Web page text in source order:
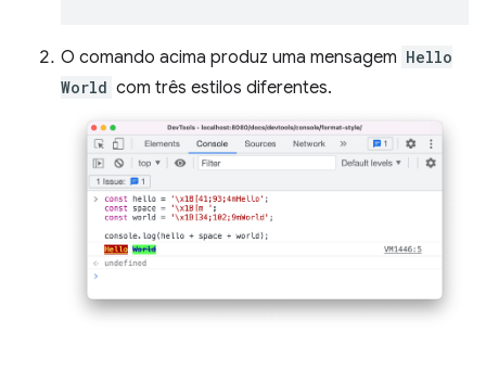
O comando acima produz uma mensagem Hello
World com três estilos diferentes.